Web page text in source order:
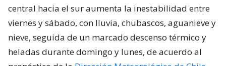
central hacia el sur aumenta la inestabilidad entre
viernes y sábado, con lluvia, chubascos, aguanieve y
nieve, seguida de un marcado descenso térmico y
heladas durante domingo y lunes, de acuerdo al